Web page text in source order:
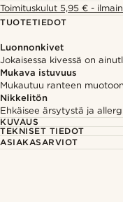
Toimituskulut 5,95 € -
TUOTETIEDOT
Luonnonkivet
Jokaisessa kivessä on
Mukava istuvuus
Mukautuu ranteen
Nikkelitön
Ehkäisee ärsytystä ja
KUVAUS
TEKNISET TIEDOT
ASIAKASARVIOT